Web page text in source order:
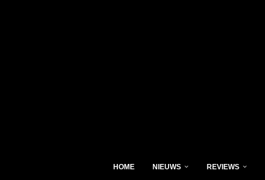
HOME NIEUWS REVIEWS